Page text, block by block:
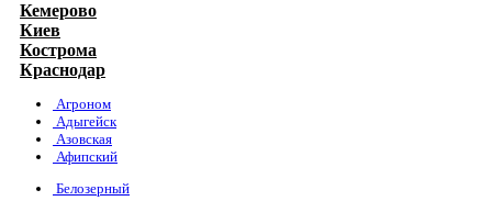
Кемерово
Киев
Кострома
Краснодар
Агроном
Адыгейск
Азовская
Афипский
Белозерный